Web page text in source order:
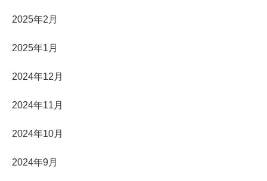
2025年2月
2025年1月
2024年12月
2024年11月
2024年10月
2024年9月